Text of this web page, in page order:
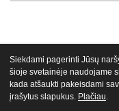
VIP narystės
Atsiliepimai
Siekdami pagerinti Jūsų
šioje svetainėje naudojame
kada atšaukti pakeisdami
įrašytus slapukus. Plačiau